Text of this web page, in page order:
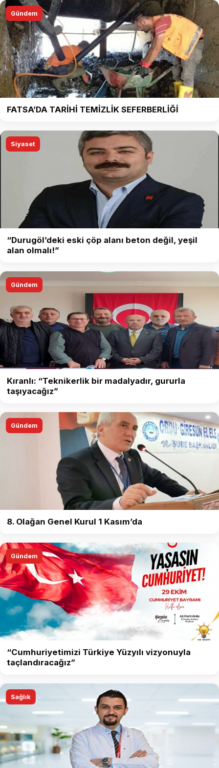
Gündem
FATSA’DA TARİHİ TEMİZLİK SEFERBERLİĞİ
Siyaset
“Durugöl’deki eski çöp alanı beton değil, yeşil
alan olmalı!”
Gündem
Kıranlı: “Teknikerlik bir madalyadır, gururla
taşıyacağız”
Gündem
8. Olağan Genel Kurul 1 Kasım’da
Gündem
“Cumhuriyetimizi Türkiye Yüzyılı vizyonuyla
taçlandıracağız”
Sağlık